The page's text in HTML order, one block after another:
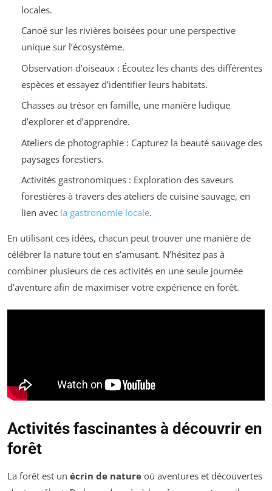
locales.
Canoë sur les rivières boisées pour une perspective
unique sur l’écosystème.
Observation d’oiseaux : Écoutez les chants des différentes
espèces et essayez d’identifier leurs habitats.
Chasses au trésor en famille, une manière ludique
d’explorer et d’apprendre.
Ateliers de photographie : Capturez la beauté sauvage des
paysages forestiers.
Activités gastronomiques : Exploration des saveurs
forestières à travers des ateliers de cuisine sauvage, en
lien avec la gastronomie locale.
En utilisant ces idées, chacun peut trouver une manière de
célébrer la nature tout en s’amusant. N’hésitez pas à
combiner plusieurs de ces activités en une seule journée
d’aventure afin de maximiser votre expérience en forêt.
Activités fascinantes à découvrir en
forêt
La forêt est un écrin de nature où aventures et découvertes